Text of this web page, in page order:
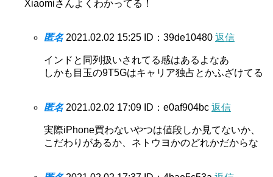
Xiaomiさんよくわかってる！
匿名 2021.02.02 15:25 ID：39de10480 返信
インドと同列扱いされてる感はあるよなあ
しかも目玉の9T5Gはキャリア独占とかふざけてる
匿名 2021.02.02 17:09 ID：e0af904bc 返信
実際iPhone買わないやつは値段しか見てないか、
こだわりがあるか、ネトウヨかのどれかだからな